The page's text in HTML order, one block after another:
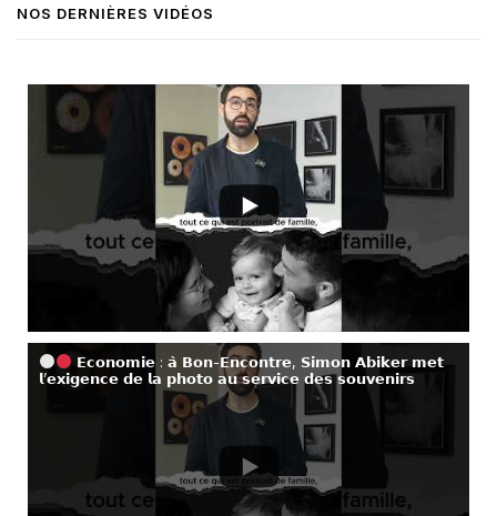
NOS DERNIÈRES VIDÉOS
𝗘𝗰𝗼𝗻𝗼𝗺𝗶𝗲 : 𝗮̀ 𝗕𝗼𝗻-𝗘𝗻𝗰𝗼𝗻𝘁𝗿𝗲, 𝗦𝗶𝗺𝗼𝗻 𝗔𝗯𝗶𝗸𝗲𝗿 𝗺𝗲𝘁
𝗹’𝗲𝘅𝗶𝗴𝗲𝗻𝗰𝗲 𝗱𝗲 𝗹𝗮 𝗽𝗵𝗼𝘁𝗼 𝗮𝘂 𝘀𝗲𝗿𝘃𝗶𝗰𝗲 𝗱𝗲𝘀 𝘀𝗼𝘂𝘃𝗲𝗻𝗶𝗿𝘀